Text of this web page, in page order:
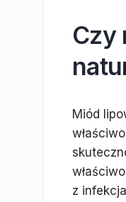
Czy
Miód
z